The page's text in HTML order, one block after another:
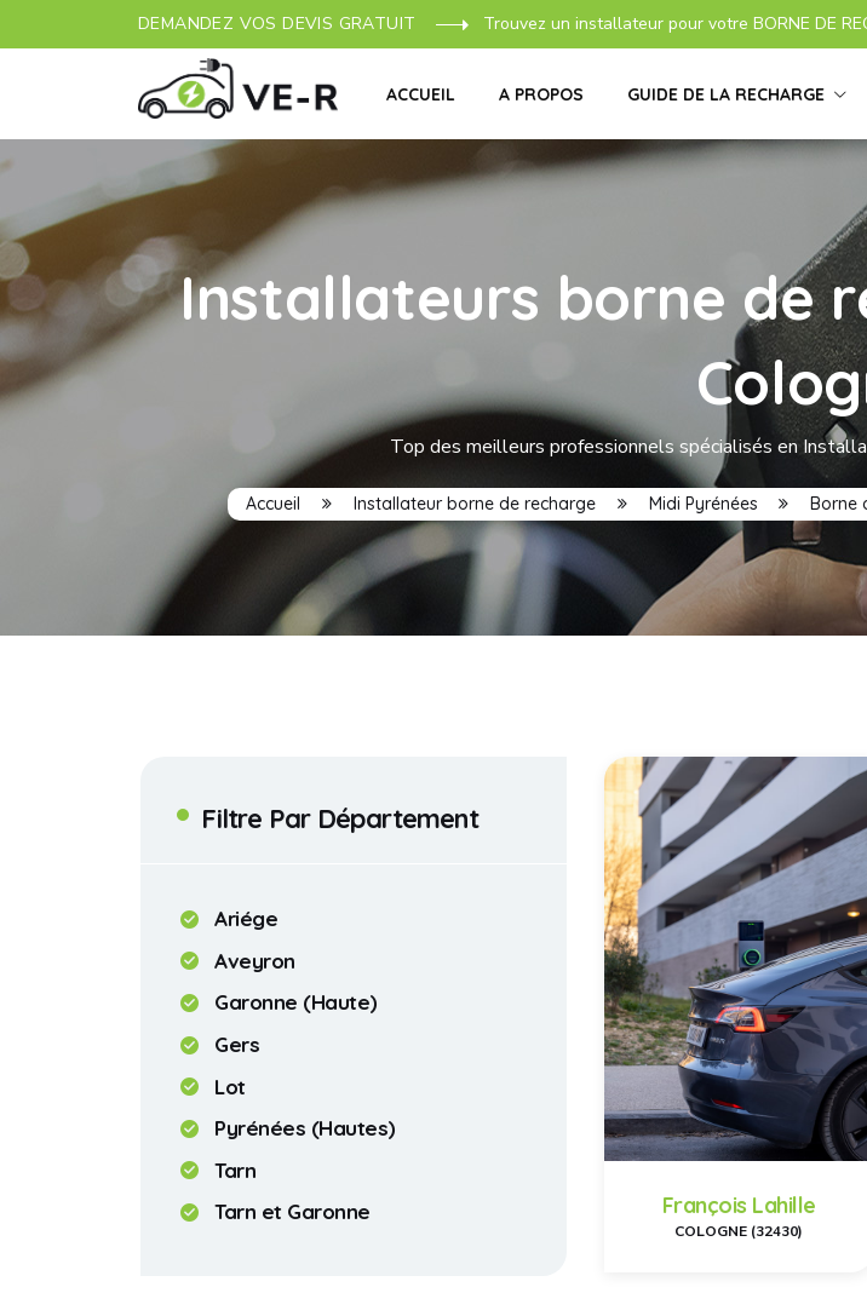
DEMANDEZ VOS DEVIS GRATUIT Trouvez un installateur pour votre BORNE DE
ACCUEIL A PROPOS GUIDE DE LA RECHARGE
Installateurs borne de
Top des meilleurs professionnels spécialisés en
Accueil Installateur borne de recharge Midi Pyrénées Borne
Filtre Par Département
Ariége
Aveyron
Garonne (Haute)
Gers
Lot
Pyrénées (Hautes)
Tarn
Tarn et Garonne
François Lahille
COLOGNE (32430)